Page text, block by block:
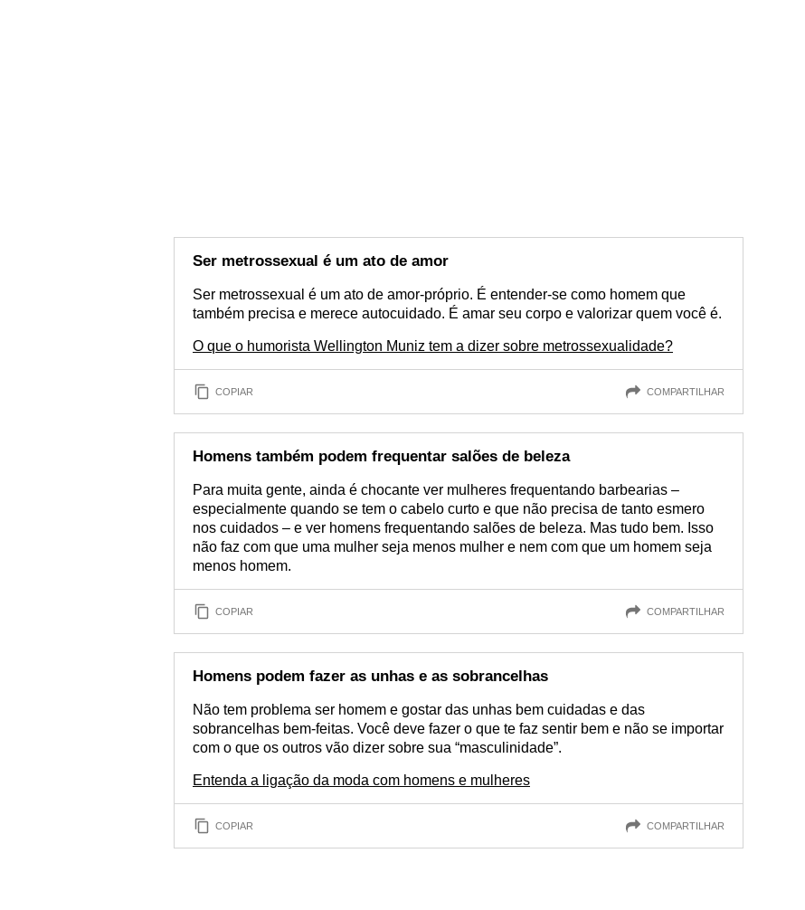
Ser metrossexual é um ato de amor
Ser metrossexual é um ato de amor-próprio. É entender-se como homem que
também precisa e merece autocuidado. É amar seu corpo e valorizar quem você é.
O que o humorista Wellington Muniz tem a dizer sobre metrossexualidade?
COPIAR COMPARTILHAR
Homens também podem frequentar salões de beleza
Para muita gente, ainda é chocante ver mulheres frequentando barbearias –
especialmente quando se tem o cabelo curto e que não precisa de tanto esmero
nos cuidados – e ver homens frequentando salões de beleza. Mas tudo bem. Isso
não faz com que uma mulher seja menos mulher e nem com que um homem seja
menos homem.
COPIAR COMPARTILHAR
Homens podem fazer as unhas e as sobrancelhas
Não tem problema ser homem e gostar das unhas bem cuidadas e das
sobrancelhas bem-feitas. Você deve fazer o que te faz sentir bem e não se importar
com o que os outros vão dizer sobre sua “masculinidade”.
Entenda a ligação da moda com homens e mulheres
COPIAR COMPARTILHAR